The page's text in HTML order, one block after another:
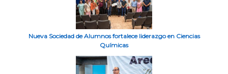
Nueva Sociedad de Alumnos fortalece liderazgo en Ciencias
Químicas